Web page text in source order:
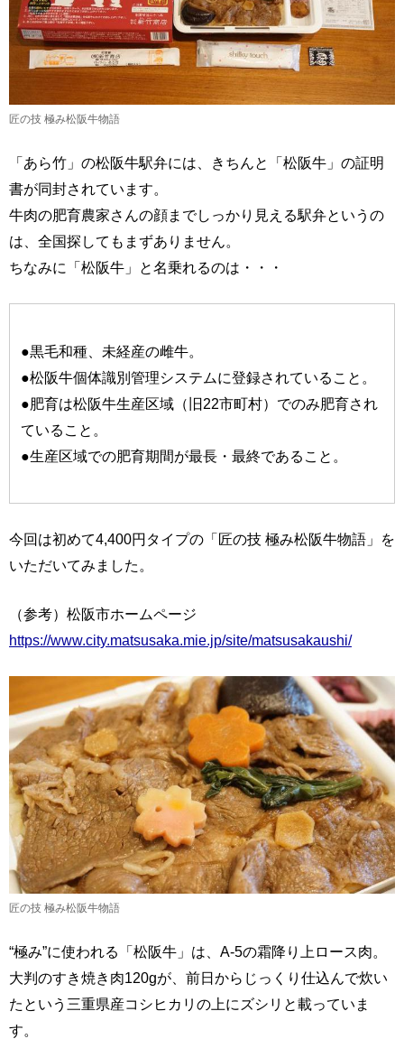
匠の技 極み松阪牛物語
「あら竹」の松阪牛駅弁には、きちんと「松阪牛」の証明
書が同封されています。
牛肉の肥育農家さんの顔までしっかり見える駅弁というの
は、全国探してもまずありません。
ちなみに「松阪牛」と名乗れるのは・・・
●黒毛和種、未経産の雌牛。
●松阪牛個体識別管理システムに登録されていること。
●肥育は松阪牛生産区域（旧22市町村）でのみ肥育され
ていること。
●生産区域での肥育期間が最長・最終であること。
今回は初めて4,400円タイプの「匠の技 極み松阪牛物語」を
いただいてみました。
（参考）松阪市ホームページ
https://www.city.matsusaka.mie.jp/site/matsusakaushi/
匠の技 極み松阪牛物語
“極み”に使われる「松阪牛」は、A-5の霜降り上ロース肉。
大判のすき焼き肉120gが、前日からじっくり仕込んで炊い
たという三重県産コシヒカリの上にズシリと載っていま
す。